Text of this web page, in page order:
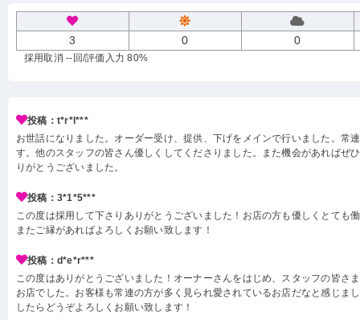
3 0 0
採用取消 --回/評価入力 80%
投稿：t*r*l***
お世話になりました。オーダー受け、提供、下げをメインで行いました。常
す。他のスタッフの皆さん優しくしてくださりました。また機会があればぜ
りがとうございました。
投稿：3*1*5***
この度は採用して下さりありがとうございました！お店の方も優しくとても
またご縁があればよろしくお願い致します！
投稿：d*e*r***
この度はありがとうございました！オーナーさんをはじめ、スタッフの皆さ
お店でした。お客様も常連の方が多く見られ愛されているお店だなと感じま
したらどうぞよろしくお願い致します！